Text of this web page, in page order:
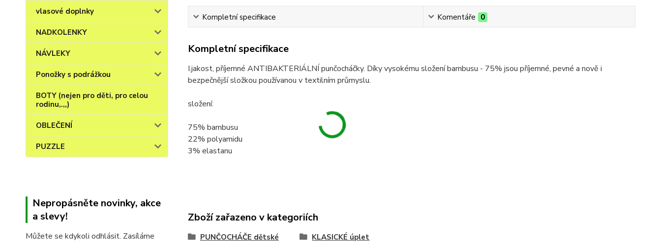
vlasové doplnky
NADKOLENKY
NÁVLEKY
Ponožky s podrážkou
BOTY (nejen pro děti, pro celou
rodinu,.,,)
OBLEČENÍ
PUZZLE
Nepropásněte novinky, akce
a slevy!
Můžete se kdykoli odhlásit. Zasíláme
Kompletní specifikace Komentáře 0
Kompletní specifikace
I.jakost, příjemné ANTIBAKTERIÁLNÍ punčocháčky. Díky vysokému složení bambusu - 75% jsou příjemné, pevné a nově i
bezpečnější složkou používanou v textilním průmyslu.
složení:
75% bambusu
22% polyamidu
3% elastanu
Zboží zařazeno v kategoriích
PUNČOCHÁČE dětské KLASICKÉ úplet